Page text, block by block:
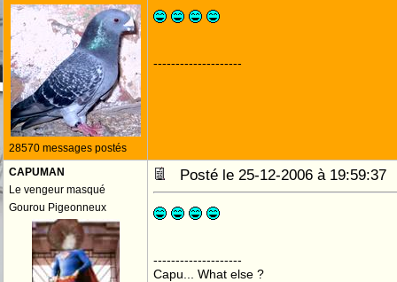
28570 messages postés
--------------------
CAPUMAN
Le vengeur masqué
Gourou Pigeonneux
Posté le 25-12-2006 à
--------------------
Capu... What else ?